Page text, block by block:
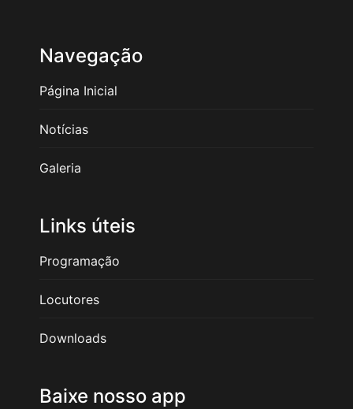
Navegação
Página Inicial
Notícias
Galeria
Links úteis
Programação
Locutores
Downloads
Baixe nosso app